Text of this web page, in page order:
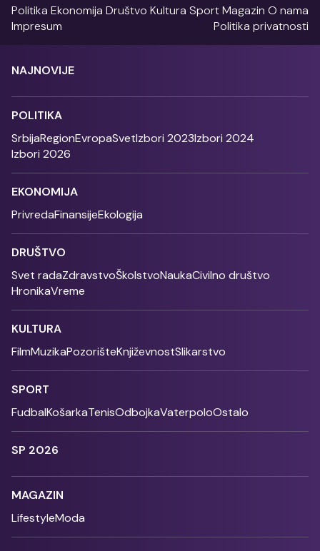
Politika Ekonomija Društvo Kultura SportMagazin O nama
Impresum
Politika privatnosti
NAJNOVIJE
POLITIKA
SrbijaRegionEvropaSvetIzbori 2023Izbori 2024
Izbori 2026
EKONOMIJA
PrivredaFinansijeEkologija
DRUŠTVO
Svet radaZdravstvoŠkolstvoNaukaCivilno društvo
HronikaVreme
KULTURA
FilmMuzikaPozorišteKnjiževnostSlikarstvo
SPORT
FudbalKošarkaTenisOdbojkaVaterpoloOstalo
SP 2026
MAGAZIN
LifestyleModa